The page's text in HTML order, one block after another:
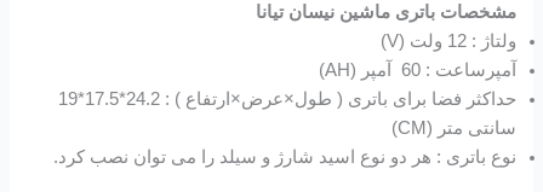
مشخصات باتری ماشین نیسان تیانا
ولتاژ : 12 ولت (V)
آمپرساعت : 60 آمپر (AH)
حداکثر فضا برای باتری ( طول×عرض×ارتفاع ) : 24.2*17.5*19
سانتی متر (CM)
نوع باتری : هر دو نوع اسید شارژ و سیلد را می توان نصب کرد.